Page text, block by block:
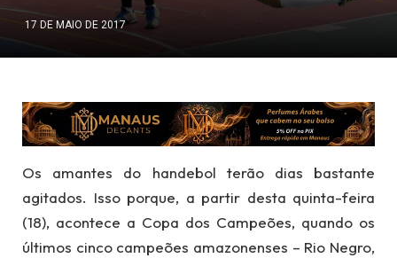
17 DE MAIO DE 2017
Os amantes do handebol terão dias bastante
agitados. Isso porque, a partir desta quinta-feira
(18), acontece a Copa dos Campeões, quando os
últimos cinco campeões amazonenses – Rio Negro,